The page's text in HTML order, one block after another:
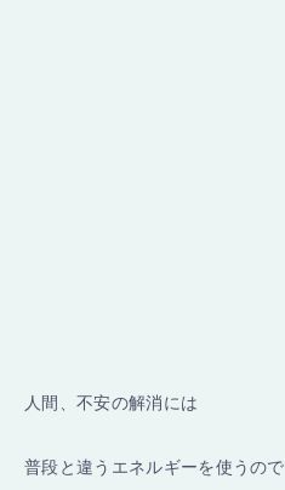
人間、不安の解消には
普段と違うエネルギーを使うので